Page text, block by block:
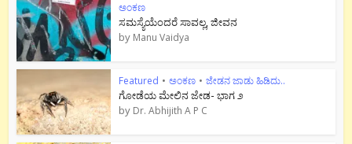
ಅಂಕಣ
ಸಮಸ್ಯೆಯೆಂದರೆ ಸಾವಲ್ಲ, ಜೀವನ
by Manu Vaidya
Featured • ಅಂಕಣ • ಜೇಡನ ಜಾಡು ಹಿಡಿದು..
ಗೋಡೆಯ ಮೇಲಿನ ಜೇಡ- ಭಾಗ ೨
by Dr. Abhijith A P C